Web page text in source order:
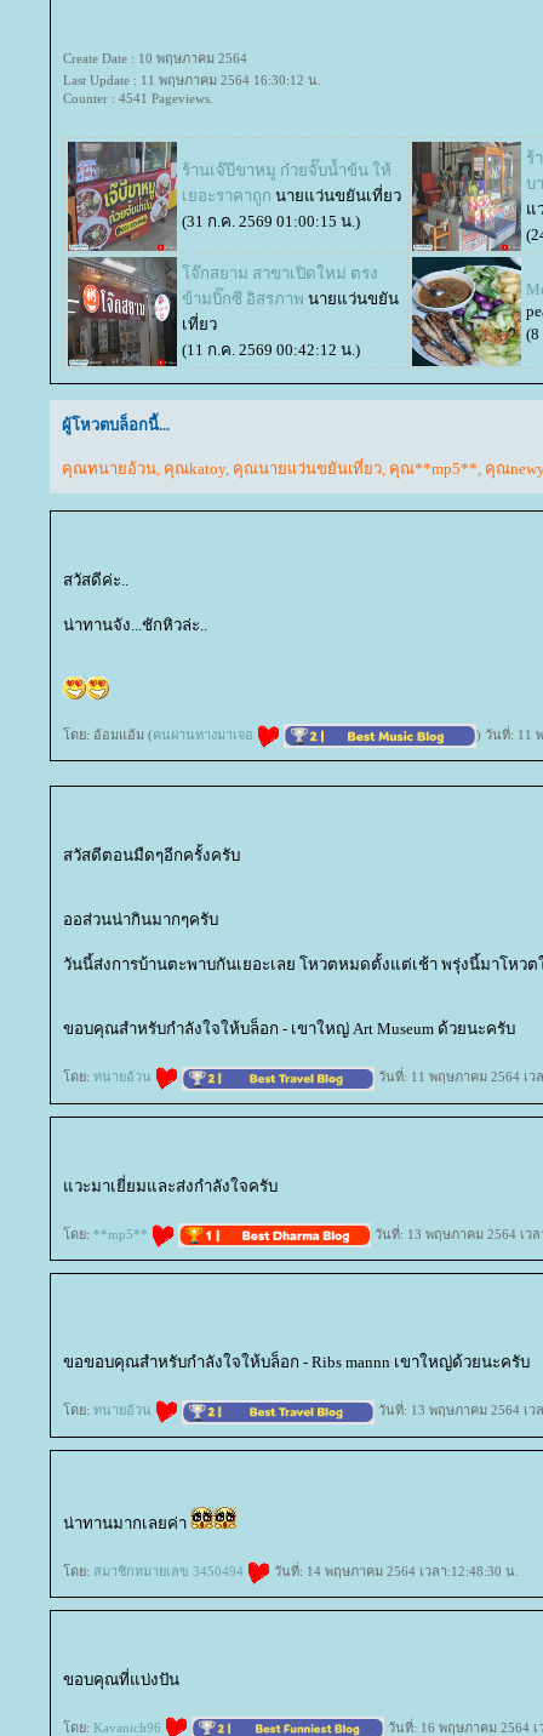
Create Date : 10 พฤษภาคม 2564
Last Update : 11 พฤษภาคม 2564 16:30:12 น.
Counter : 4541 Pageviews.
ร้านเจ๊บีขาหมู ก๋วยจั๊บน้ำข้น ให้
เยอะราคาถูก นายแว่นขยันเที่ยว
(31 ก.ค. 2569 01:00:15 น.)
ร้
บ
ว่
จ๊กสยาม สาขาเปิดใหม่ ตรง
ข้ามบิ๊กซี อิสรภาพ นายแว่นขยัน
เที่ยว
(11 ก.ค. 2569 00:42:12 น.)
(8
ผู้โหวตบล็อกนี้...
คุณทนายอ้วน, คุณkatoy, คุณนายแว่นขยันเที่ยว, คุณ**mp5**, คุณ
สวัสดีค่ะ..
น่าทานจัง...ชักหิวล่ะ..
ดย: อ้อมแอ้ม (คนผ่านทางมาเจอ ) วันที่: 11
สวัสดีตอนมืดๆอีกครั้งครับ
ออส่วนน่ากินมากๆครับ
วันนี้ส่งการบ้านตะพาบกันเยอะเลย โหวตหมดตั้งแต่เช้า พรุ่งนี้มาโหว
ขอบคุณสำหรับกำลังใจให้บล็อก - เขาใหญ่ Art Museum ด้วยนะครับ
ดย: ทนายอ้วน วันที่: 11 พฤษภาคม 2564 เว
วะมาเยี่ยมและส่งกำลังใจครับ
ดย: **mp5** วันที่: 13 พฤษภาคม 2564 เวล
ขอขอบคุณสำหรับกำลังใจให้บล็อก - Ribs mannn เขาใหญ่ด้วยนะครับ
ดย: ทนายอ้วน วันที่: 13 พฤษภาคม 2564 เว
น่าทานมากเลยค่า
ดย: สมาชิกหมายเลข 3450494 วันที่: 14 พฤษภาคม 2564 เวลา:12:48:30 น.
ขอบคุณที่แบ่งปัน
ดย: Kavanich96 วันที่: 16 พฤษภาคม 2564 เ